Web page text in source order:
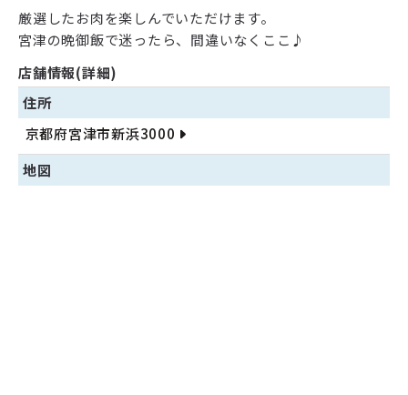
厳選したお肉を楽しんでいただけます。
宮津の晩御飯で迷ったら、間違いなくここ♪
店舗情報(詳細)
住所
京都府宮津市新浜3000
地図